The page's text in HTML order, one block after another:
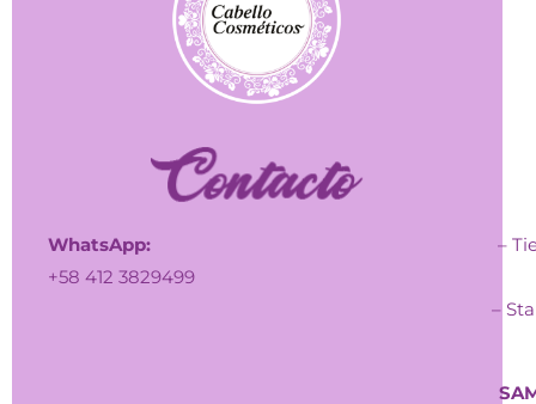
WhatsApp:
+58 412 3829499
–
–